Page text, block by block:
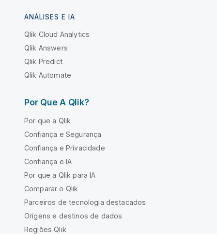
ANÁLISES E IA
Qlik Cloud Analytics
Qlik Answers
Qlik Predict
Qlik Automate
Por Que A Qlik?
Por que a Qlik
Confiança e Segurança
Confiança e Privacidade
Confiança e IA
Por que a Qlik para IA
Comparar o Qlik
Parceiros de tecnologia destacados
Origens e destinos de dados
Regiões Qlik